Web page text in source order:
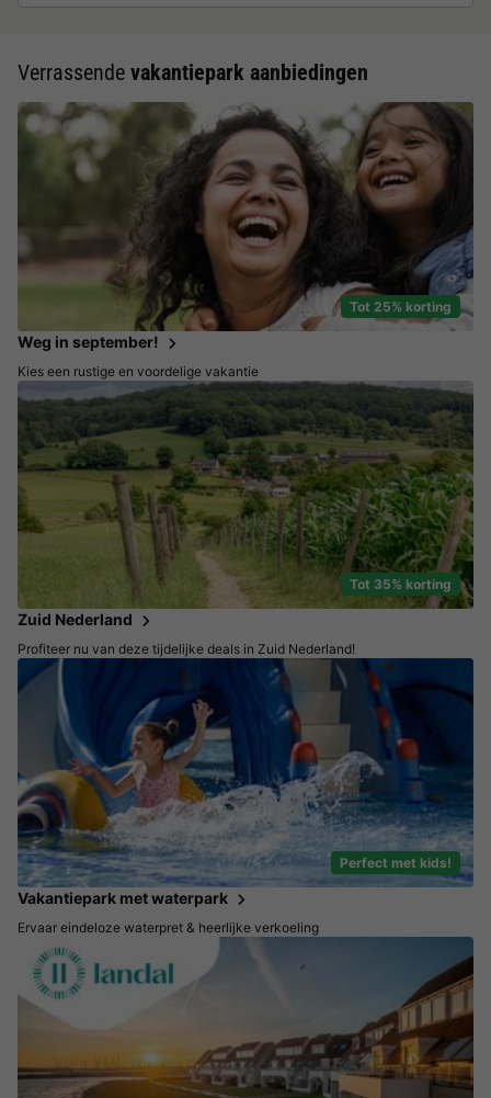
Verrassende vakantiepark aanbiedingen
Tot 25% korting
Weg in september!
Kies een rustige en voordelige vakantie
Tot 35% korting
Zuid Nederland
Profiteer nu van deze tijdelijke deals in Zuid Nederland!
Perfect met kids!
Vakantiepark met waterpark
Ervaar eindeloze waterpret & heerlijke verkoeling